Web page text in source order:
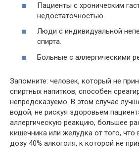
Пациенты с хроническим
недостаточностью.
Люди с индивидуальной
спирта.
Больные с аллергическими
Запомните: человек, который не
спиртных напитков, способен
непредсказуемо. В этом случае
водой, не рискуя здоровьем
аллергическую реакцию, большее
кишечника или желудка от того, что
дозу 40% алкоголя, к которой не